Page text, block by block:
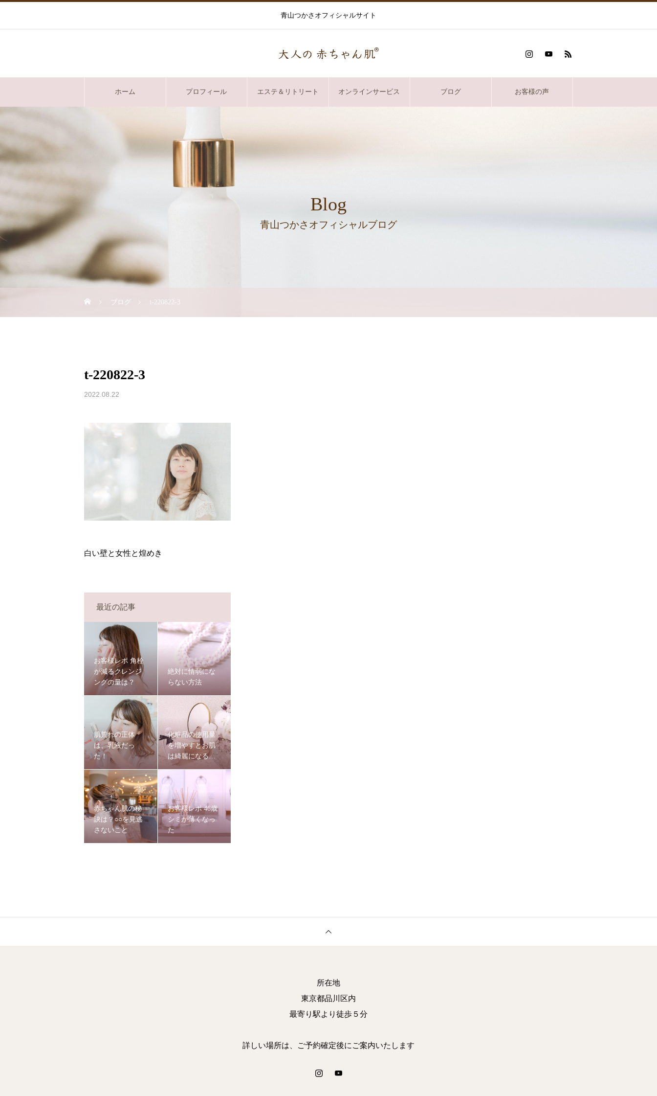
青山つかさオフィシャルサイト
ホーム プロフィール エステ＆リトリート オンラインサービス ブログ お客様の声
Blog
青山つかさオフィシャルブログ
ブログ t-220822-3
t-220822-3
2022.08.22
白い壁と女性と煌めき
最近の記事
お客様レポ 角栓
が減るクレンジ
ングの量は？
絶対に情弱にな
らない方法
肌荒れの正体
は、乳液だっ
た！
化粧品の使用量
を増やすとお肌
は綺麗になる
の？
赤ちゃん肌の秘
訣は？○○を見逃
さないこと
お客様レポ 46歳
シミが薄くなっ
た
所在地
東京都品川区内
最寄り駅より徒歩５分
詳しい場所は、ご予約確定後にご案内いたします